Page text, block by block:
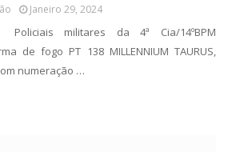
Janeiro 29, 2024
militares da 4ª Cia/14ºBPM
de fogo PT 138 MILLENNIUM TAURUS,
numeração …